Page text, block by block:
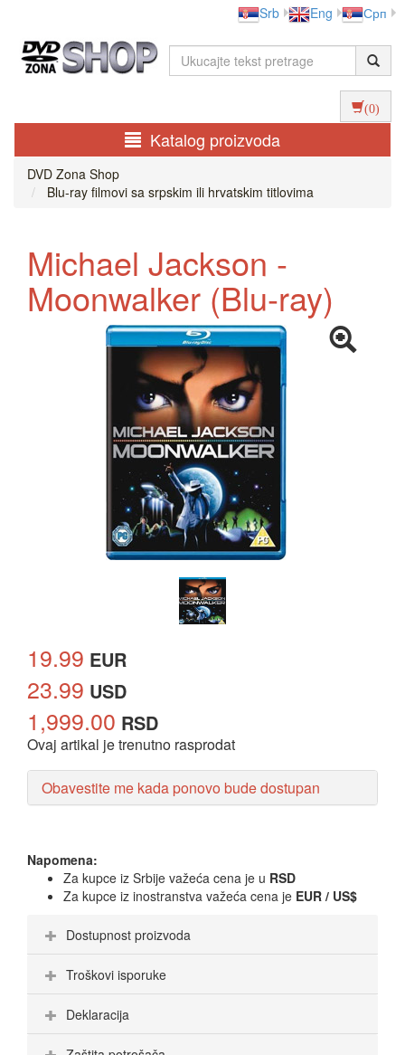
Srb Eng Срп
(0)
Katalog proizvoda
DVD Zona Shop
Blu-ray filmovi sa srpskim ili hrvatskim titlovima
Michael Jackson -
Moonwalker (Blu-ray)
19.99 EUR
23.99 USD
1,999.00 RSD
Ovaj artikal je trenutno rasprodat
Obavestite me kada ponovo bude dostupan
Napomena:
Za kupce iz Srbije važeća cena je u RSD
Za kupce iz inostranstva važeća cena je EUR / US$
Dostupnost proizvoda
Troškovi isporuke
Deklaracija